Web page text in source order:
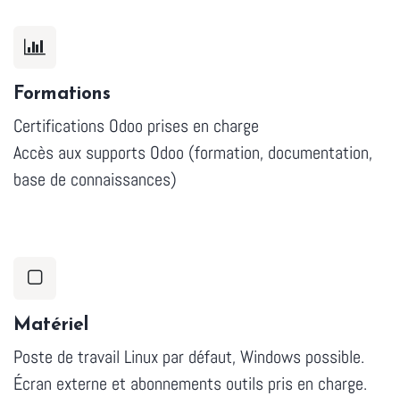
Formations
Certifications Odoo prises en charge
Accès aux supports Odoo (formation, documentation,
base de connaissances)
Matériel
Poste de travail Linux par défaut, Windows possible.
Écran externe et abonnements outils pris en charge.